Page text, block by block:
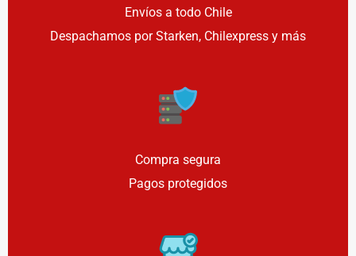
Envíos a todo Chile
Despachamos por Starken, Chilexpress y más
Compra segura
Pagos protegidos